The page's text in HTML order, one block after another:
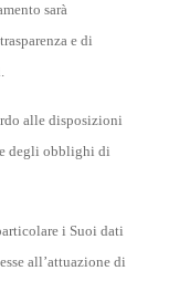
sarà
e di
alle disposizioni
degli obblighi di
i Suoi dati
all’attuazione di